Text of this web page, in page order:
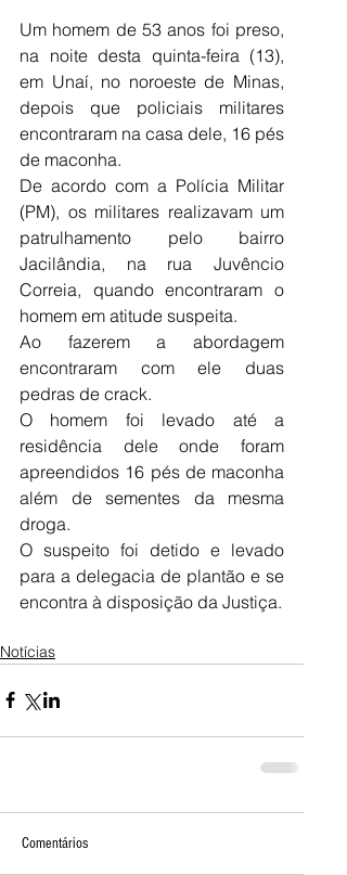
Um homem de 53 anos foi preso,
na noite desta quinta-feira (13),
em Unaí, no noroeste de Minas,
depois que policiais militares
encontraram na casa dele, 16 pés
de maconha.
De acordo com a Polícia Militar
(PM), os militares realizavam um
patrulhamento pelo bairro
Jacilândia, na rua Juvêncio
Correia, quando encontraram o
homem em atitude suspeita.
Ao fazerem a abordagem
encontraram com ele duas
pedras de crack.
O homem foi levado até a
residência dele onde foram
apreendidos 16 pés de maconha
além de sementes da mesma
droga.
O suspeito foi detido e levado
para a delegacia de plantão e se
encontra à disposição da Justiça.
Notícias
Comentários